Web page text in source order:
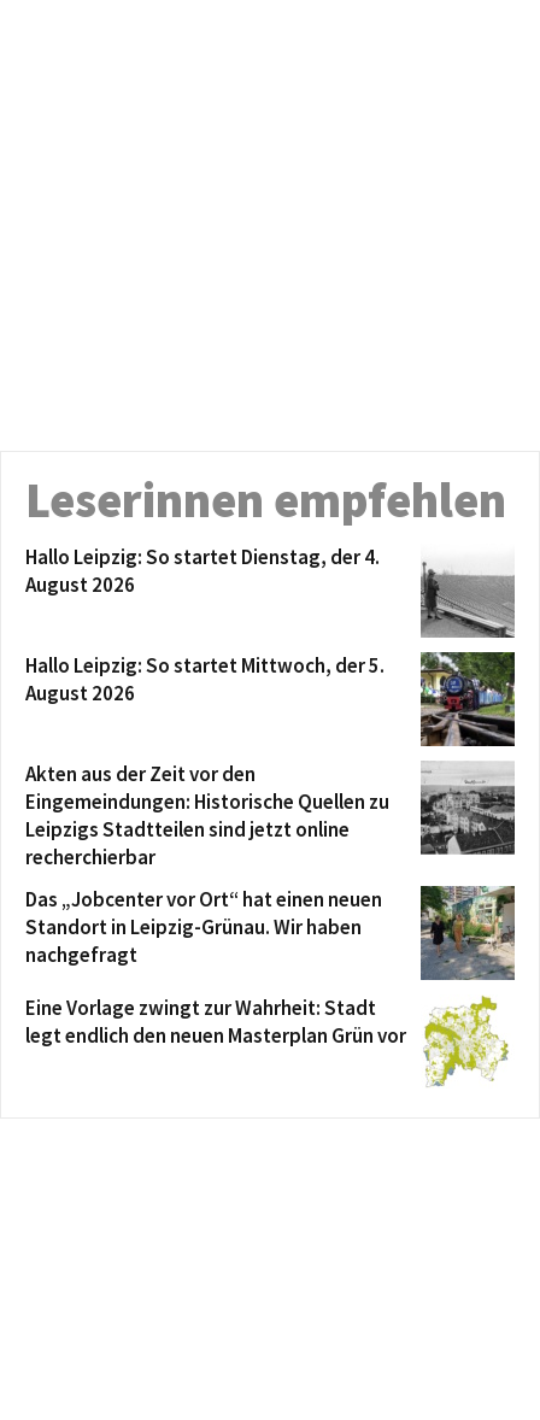
Leserinnen empfehlen
Hallo Leipzig: So startet Dienstag, der 4.
August 2026
Hallo Leipzig: So startet Mittwoch, der 5.
August 2026
Akten aus der Zeit vor den
Eingemeindungen: Historische Quellen zu
Leipzigs Stadtteilen sind jetzt online
recherchierbar
Das „Jobcenter vor Ort“ hat einen neuen
Standort in Leipzig-Grünau. Wir haben
nachgefragt
Eine Vorlage zwingt zur Wahrheit: Stadt
legt endlich den neuen Masterplan Grün vor